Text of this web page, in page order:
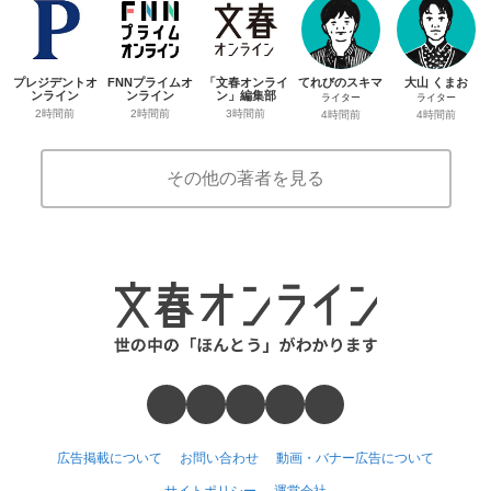
プレジデントオ
ンライン
2時間前
FNNプライムオ
ンライン
2時間前
「文春オンライ
ン」編集部
3時間前
てれびのスキマ
ライター
4時間前
大山 くまお
ライター
4時間前
その他の著者を見る
広告掲載について お問い合わせ 動画・バナー広告について